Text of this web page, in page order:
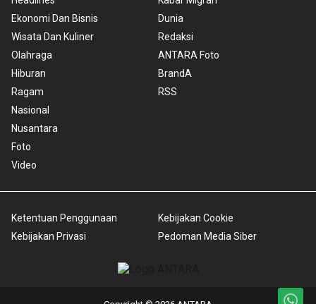
Ekonomi Dan Bisnis
Wisata Dan Kuliner
Olahraga
Hiburan
Ragam
Nasional
Nusantara
Foto
Video
Dunia
Redaksi
ANTARA Foto
BrandA
RSS
Ketentuan Penggunaan
Kebijakan Privasi
Kebijakan Cookie
Pedoman Media Siber